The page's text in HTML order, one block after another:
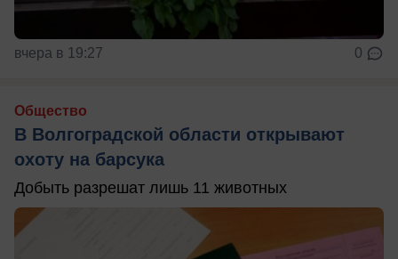
вчера в 19:27 0
Общество
В Волгоградской области открывают
охоту на барсука
Добыть разрешат лишь 11 животных